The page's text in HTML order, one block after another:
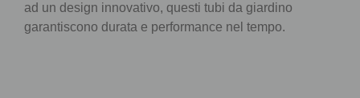
ad un design innovativo, questi tubi da giardino
garantiscono durata e performance nel tempo.